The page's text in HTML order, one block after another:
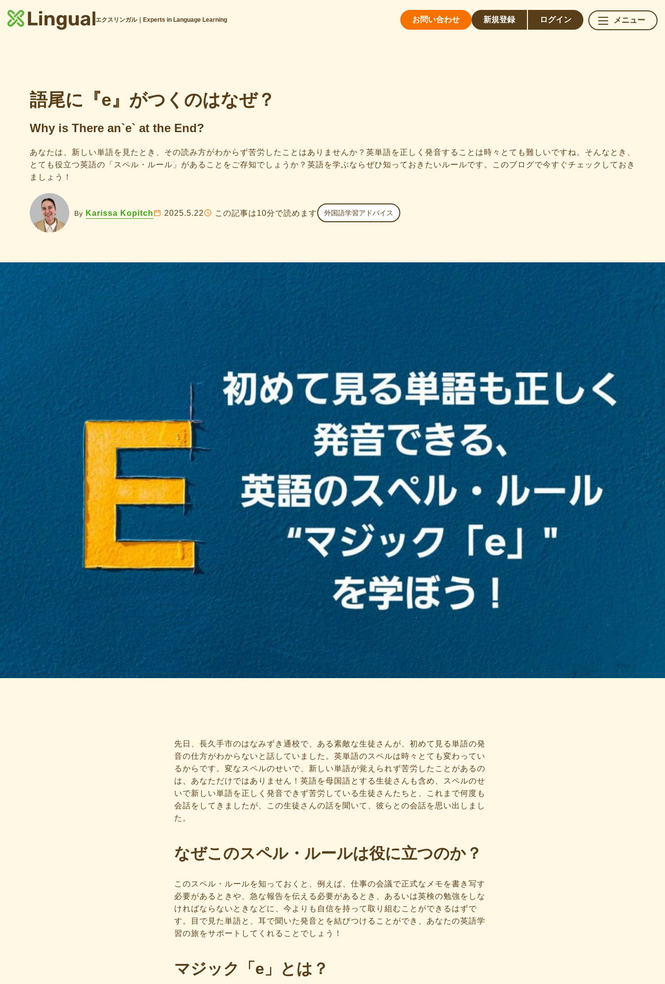
エクスリンガル｜Experts in Language Learning お問い合わせ 新規登録 ログイン メニュー
語尾に『e』がつくのはなぜ？
Why is There an`e` at the End?
あなたは、新しい単語を見たとき、その読み方がわからず苦労したことはありませんか？英単語を正しく発音することは時々とても難しいですね。そんなとき、
とても役立つ英語の「スペル・ルール」があることをご存知でしょうか？英語を学ぶならぜひ知っておきたいルールです。このブログで今すぐチェックしておき
ましょう！
By Karissa Kopitch 2025.5.22 この記事は10分で読めます 外国語学習アドバイス
先日、長久手市のはなみずき通校で、ある素敵な生徒さんが、初めて見る単語の発
音の仕方がわからないと話していました。英単語のスペルは時々とても変わってい
るからです。変なスペルのせいで、新しい単語が覚えられず苦労したことがあるの
は、あなただけではありません！英語を母国語とする生徒さんも含め、スペルのせ
いで新しい単語を正しく発音できず苦労している生徒さんたちと、これまで何度も
会話をしてきましたが、この生徒さんの話を聞いて、彼らとの会話を思い出しまし
た。
なぜこのスペル・ルールは役に立つのか？
このスペル・ルールを知っておくと、例えば、仕事の会議で正式なメモを書き写す
必要があるときや、急な報告を伝える必要があるとき、あるいは英検の勉強をしな
ければならないときなどに、今よりも自信を持って取り組むことができるはずで
す。目で見た単語と、耳で聞いた発音とを結びつけることができ、あなたの英語学
習の旅をサポートしてくれることでしょう！
マジック「e」とは？